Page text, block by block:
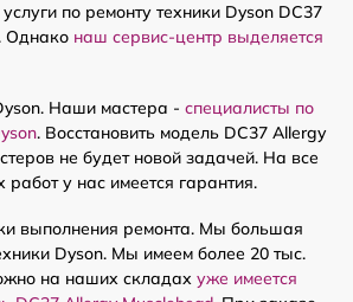
по ремонту техники Dyson DC37
Однако наш сервис-центр выделяется
Наши мастера - специалисты по
. Восстановить модель DC37 Allergy
не будет новой задачей. На все
у нас имеется гарантия.
выполнения ремонта. Мы большая
Dyson. Мы имеем более 20 тыс.
на наших складах уже имеется